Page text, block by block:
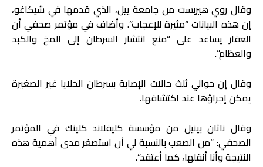
وقال روي هيربست من جامعة ييل، الذي قدمها في شيكاغو،
إن هذه البيانات “مثيرة للإعجاب”. وأضاف في مؤتمر صحفي أن
العقار يساعد على “منع انتشار السرطان إلى المخ والكبد
والعظام”.
وقال إن حوالي ثلث حالات الإصابة بسرطان الخلايا غير الصغيرة
يمكن إجراؤها عند اكتشافها.
وقال ناثان بينيل من مؤسسة كليفلاند كلينك في المؤتمر
الصحفي: “من الصعب بالنسبة لي أن استصغر مدى أهمية هذه
النتيجة وأنا أنقلها، كما أعتقد”.